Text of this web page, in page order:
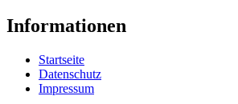
Informationen
Startseite
Datenschutz
Impressum